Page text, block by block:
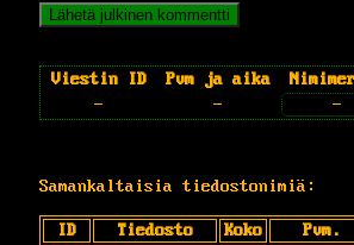
Viestin ID Pvm ja aika
-
- -
Samankaltaisia tiedostonimiä:
ID Tiedosto Koko Pvm.